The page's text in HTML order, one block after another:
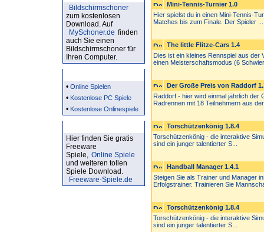
Bildschirmschoner
zum kostenlosen
Download. Auf
MySchoner.de finden
auch Sie einen
Bildschirmschoner für
Ihren Computer.
• Online Spielen
• Kostenlose PC Spiele
• Kostenlose Onlinespiele
Hier finden Sie gratis
Freeware
Spiele, Online Spiele
und weiteren tollen
Spiele Download.
Freeware-Spiele.de
Mini-Tennis-Turnier 1.0
Hier spielst du in einen Mini-Tennis-
Matches bis zum Finale. Der Spieler ...
The little Flitze-Cars 1.4
Dies ist ein kleines Rennspiel aus der
einen Meisterschaftsmodus (6
Der Große Preis von Raddorf
Raddorf - hier wird einmal jährlich der
Radrennen mit 18 Teilnehmern aus
Torschützenkönig 1.8.4
Torschützenkönig - die interaktive
sind ein junger talentierter S...
Handball Manager 1.4.1
Steigen Sie als Trainer und Manager
Erfolgstrainer. Trainieren Sie
Torschützenkönig 1.8.4
Torschützenkönig - die interaktive
sind ein junger talentierter S...